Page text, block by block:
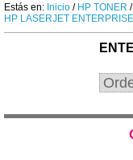
Estás en: Inicio / HP TONER /
HP LASERJET ENTERPRISE